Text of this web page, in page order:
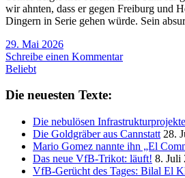
wir ahnten, dass er gegen Freiburg und
Dingern in Serie gehen würde. Sein
29. Mai 2026
Schreibe einen Kommentar
Beliebt
Die neuesten Texte:
Die nebulösen
Die Goldgräber aus Cannstatt 28.
Mario Gomez nannte ihn „El
Das neue VfB-Trikot: läuft! 8. Juli
VfB-Gerücht des Tages: Bilal El